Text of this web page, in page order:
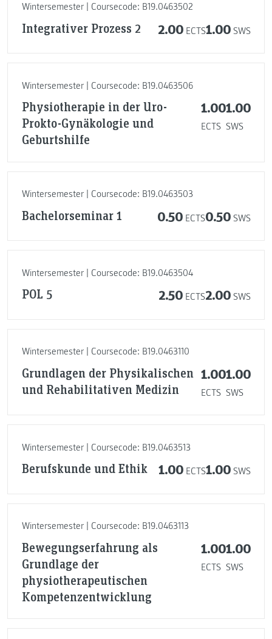
Wintersemester | Coursecode: B19.0463502
Integrativer Prozess 2 2.00 ECTS1.00 SWS
Wintersemester | Coursecode: B19.0463506
Physiotherapie in der Uro-
Prokto-Gynäkologie und
Geburtshilfe
1.00
ECTS
1.00
SWS
Wintersemester | Coursecode: B19.0463503
Bachelorseminar 1 0.50 ECTS0.50 SWS
Wintersemester | Coursecode: B19.0463504
POL 5 2.50 ECTS2.00 SWS
Wintersemester | Coursecode: B19.0463110
Grundlagen der Physikalischen
und Rehabilitativen Medizin
1.00
ECTS
1.00
SWS
Wintersemester | Coursecode: B19.0463513
Berufskunde und Ethik 1.00 ECTS1.00 SWS
Wintersemester | Coursecode: B19.0463113
Bewegungserfahrung als
Grundlage der
physiotherapeutischen
Kompetenzentwicklung
1.00
ECTS
1.00
SWS